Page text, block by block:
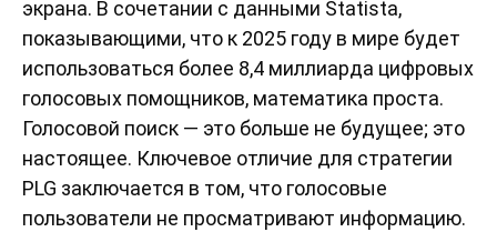
экрана. В сочетании с данными Statista,
показывающими, что к 2025 году в мире будет
использоваться более 8,4 миллиарда цифровых
голосовых помощников, математика проста.
Голосовой поиск — это больше не будущее; это
настоящее. Ключевое отличие для стратегии
PLG заключается в том, что голосовые
пользователи не просматривают информацию.